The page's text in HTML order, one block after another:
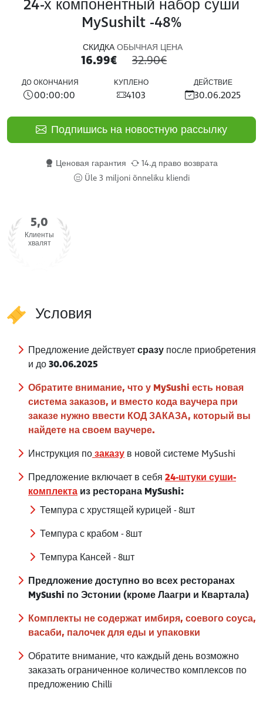
24-х компонентный набор суши
MySushilt -48%
СКИДКА
16.99€
ОБЫЧНАЯ ЦЕНА
32.90€
ДO OКOНЧAНИЯ
00:00:00
KУПЛЕНО
4103
ДЕЙСТВИЕ
30.06.2025
Подпишись на новостную рассылку
Ценовая гарантия
14.д право возврата
Üle 3 miljoni õnneliku kliendi
5,0
Клиенты
хвалят
Условия
Предложение действуетсразу после приобретения
и до30.06.2025
Обратите внимание, что у MySushi есть новая
система заказов, и вместо кода ваучера при
заказе нужно ввести КОД ЗАКАЗА, который вы
найдете на своем ваучере.
Инструкция позаказу в новой системе MySushi
Предложение включает в себя 24-штуки суши-
комплекта из ресторана MySushi:
Темпура с хрустящей курицей - 8шт
Темпура с крабом - 8шт
Темпура Кансей - 8шт
Предложение доступно во всех ресторанах
MySushi по Эстонии (кроме Лаагри и Квартала)
Комплекты не содержат имбиря, соевого соуса,
васаби, палочек для еды и упаковки
Обратите внимание, что каждый день возможно
заказать ограниченное количество комплексов по
предложению Chilli